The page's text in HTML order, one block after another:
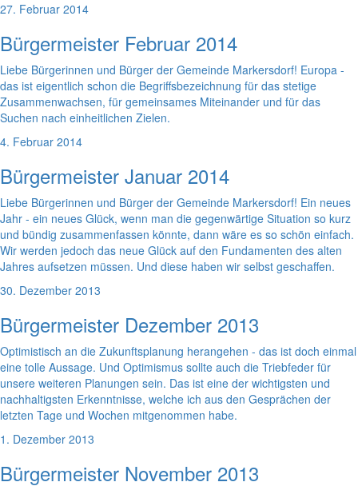
27. Februar 2014
Bürgermeister Februar 2014
Liebe Bürgerinnen und Bürger der Gemeinde Markersdorf! Europa -
das ist eigentlich schon die Begriffsbezeichnung für das stetige
Zusammenwachsen, für gemeinsames Miteinander und für das
Suchen nach einheitlichen Zielen.
4. Februar 2014
Bürgermeister Januar 2014
Liebe Bürgerinnen und Bürger der Gemeinde Markersdorf! Ein neues
Jahr - ein neues Glück, wenn man die gegenwärtige Situation so kurz
und bündig zusammenfassen könnte, dann wäre es so schön einfach.
Wir werden jedoch das neue Glück auf den Fundamenten des alten
Jahres aufsetzen müssen. Und diese haben wir selbst geschaffen.
30. Dezember 2013
Bürgermeister Dezember 2013
Optimistisch an die Zukunftsplanung herangehen - das ist doch einmal
eine tolle Aussage. Und Optimismus sollte auch die Triebfeder für
unsere weiteren Planungen sein. Das ist eine der wichtigsten und
nachhaltigsten Erkenntnisse, welche ich aus den Gesprächen der
letzten Tage und Wochen mitgenommen habe.
1. Dezember 2013
Bürgermeister November 2013